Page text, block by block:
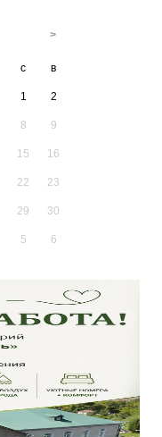
с в
1 2
8 9
15 16
22 23
29 30
5 6